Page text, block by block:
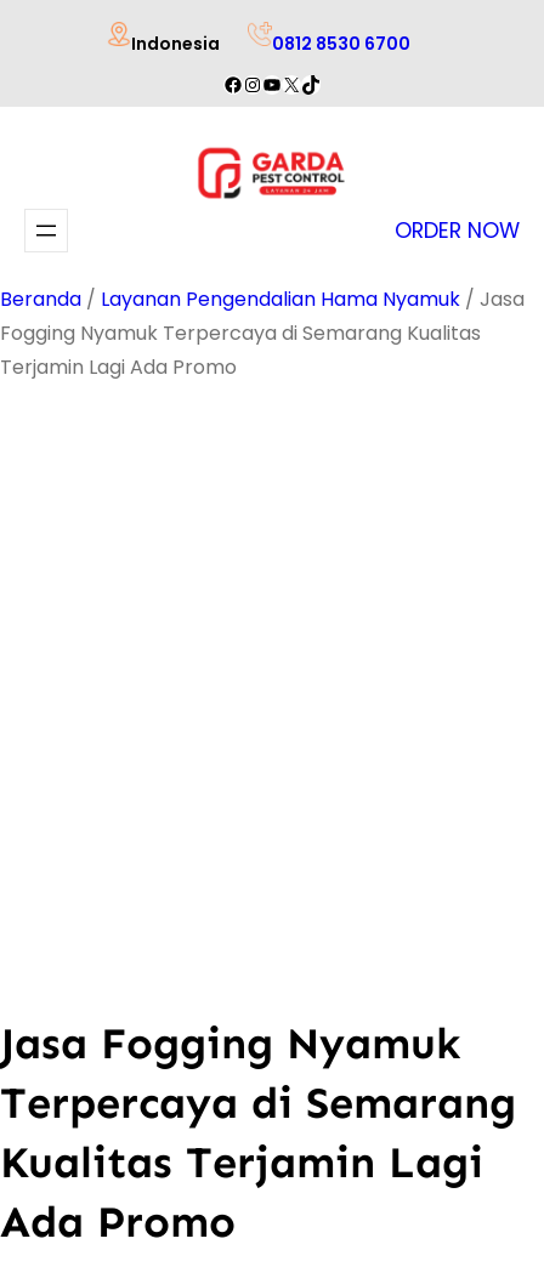
Indonesia 0812 8530 6700
Facebook
Instagram
YouTube
X TikTok
ORDER NOW
Beranda / Layanan Pengendalian Hama Nyamuk / Jasa
Fogging Nyamuk Terpercaya di Semarang Kualitas
Terjamin Lagi Ada Promo
Jasa Fogging Nyamuk
Terpercaya di Semarang
Kualitas Terjamin Lagi
Ada Promo